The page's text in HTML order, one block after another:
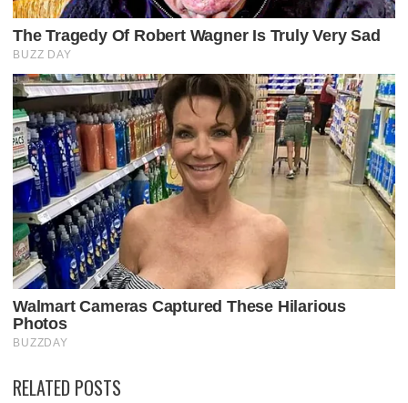
RELATED POSTS